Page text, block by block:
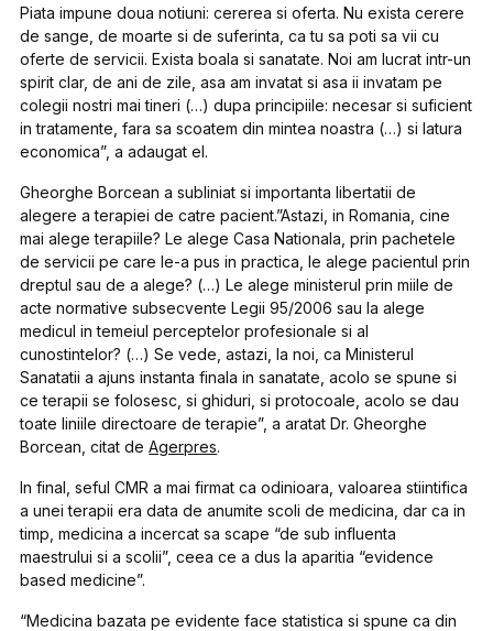
Piata impune doua notiuni: cererea si oferta. Nu exista cerere
de sange, de moarte si de suferinta, ca tu sa poti sa vii cu
oferte de servicii. Exista boala si sanatate. Noi am lucrat intr-un
spirit clar, de ani de zile, asa am invatat si asa ii invatam pe
colegii nostri mai tineri (…) dupa principiile: necesar si suficient
in tratamente, fara sa scoatem din mintea noastra (…) si latura
economica”, a adaugat el.
Gheorghe Borcean a subliniat si importanta libertatii de
alegere a terapiei de catre pacient.”Astazi, in Romania, cine
mai alege terapiile? Le alege Casa Nationala, prin pachetele
de servicii pe care le-a pus in practica, le alege pacientul prin
dreptul sau de a alege? (…) Le alege ministerul prin miile de
acte normative subsecvente Legii 95/2006 sau la alege
medicul in temeiul perceptelor profesionale si al
cunostintelor? (…) Se vede, astazi, la noi, ca Ministerul
Sanatatii a ajuns instanta finala in sanatate, acolo se spune si
ce terapii se folosesc, si ghiduri, si protocoale, acolo se dau
toate liniile directoare de terapie”, a aratat Dr. Gheorghe
Borcean, citat deAgerpres.
In final, seful CMR a mai firmat ca odinioara, valoarea stiintifica
a unei terapii era data de anumite scoli de medicina, dar ca in
timp, medicina a incercat sa scape “de sub influenta
maestrului si a scolii”, ceea ce a dus la aparitia “evidence
based medicine”.
“Medicina bazata pe evidente face statistica si spune ca din